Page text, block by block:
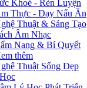
Khoẻ - Rèn Luyện
Thực - Dạy Nấu Ăn
Thuật & Sáng Tạo
Âm Nhạc
Nang & Bí Quyết
thêm
Thuật Sống Đẹp